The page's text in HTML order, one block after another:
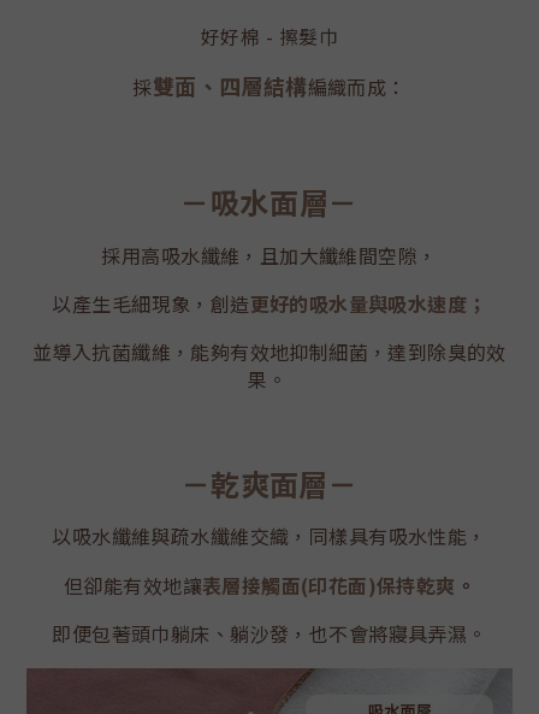
好好棉 - 擦髮巾
採雙面、四層結構編織而成：
－吸水面層－
採用高吸水纖維，且加大纖維間空隙，
以產生毛細現象，創造更好的吸水量與吸水速度 ；
並導入抗菌纖維，能夠有效地抑制細菌，達到除臭的效
果 。
－乾爽面層－
以吸水纖維與疏水纖維交織，同樣具有吸水性能，
但卻能有效地讓表層接觸面(印花面)保持乾爽 。
即便包著頭巾躺床、躺沙發，也不會將寢具弄濕。